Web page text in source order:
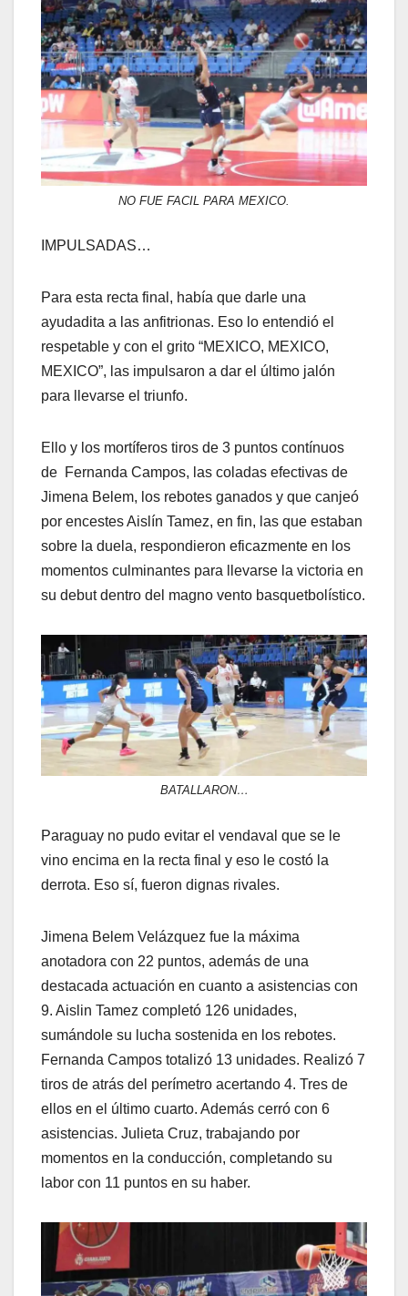
NO FUE FACIL PARA MEXICO.
IMPULSADAS…
Para esta recta final, había que darle una
ayudadita a las anfitrionas. Eso lo entendió el
respetable y con el grito “MEXICO, MEXICO,
MEXICO”, las impulsaron a dar el último jalón
para llevarse el triunfo.
Ello y los mortíferos tiros de 3 puntos contínuos
de Fernanda Campos, las coladas efectivas de
Jimena Belem, los rebotes ganados y que canjeó
por encestes Aislín Tamez, en fin, las que estaban
sobre la duela, respondieron eficazmente en los
momentos culminantes para llevarse la victoria en
su debut dentro del magno vento basquetbolístico.
BATALLARON…
Paraguay no pudo evitar el vendaval que se le
vino encima en la recta final y eso le costó la
derrota. Eso sí, fueron dignas rivales.
Jimena Belem Velázquez fue la máxima
anotadora con 22 puntos, además de una
destacada actuación en cuanto a asistencias con
9. Aislin Tamez completó 126 unidades,
sumándole su lucha sostenida en los rebotes.
Fernanda Campos totalizó 13 unidades. Realizó 7
tiros de atrás del perímetro acertando 4. Tres de
ellos en el último cuarto. Además cerró con 6
asistencias. Julieta Cruz, trabajando por
momentos en la conducción, completando su
labor con 11 puntos en su haber.